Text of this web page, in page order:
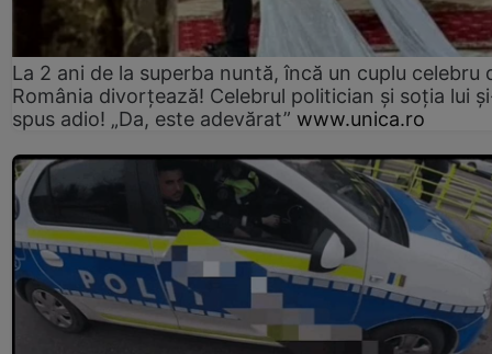
La 2 ani de la superba nuntă, încă un cuplu celebru
România divorțează! Celebrul politician și soția lui
spus adio! „Da, este adevărat” www.unica.ro